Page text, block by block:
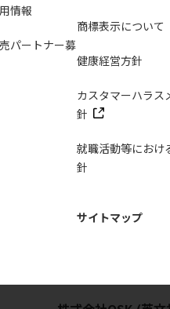
情報
パートナー募
商標表示について
健康経営方針
カスタマーハラス
針
就職活動等におけ
針
サイトマップ